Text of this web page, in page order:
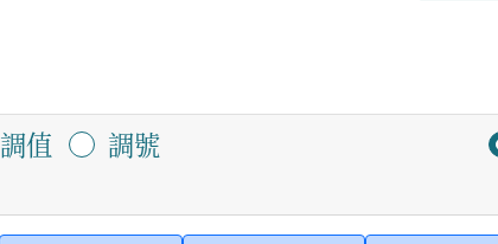
調值 調號